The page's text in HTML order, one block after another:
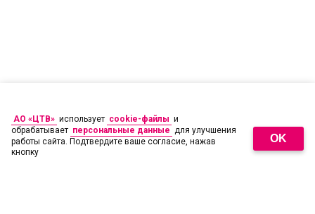
АО «ЦТВ» использует cookie-файлы и
обрабатывает персональные данные для улучшения
работы сайта. Подтвердите ваше согласие, нажав
кнопку
OK